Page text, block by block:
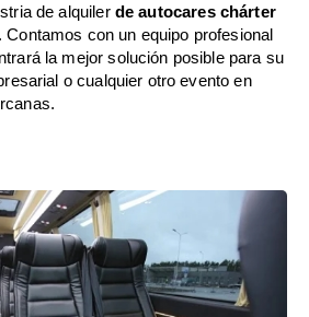
de alquiler de autocares chárter
con un equipo profesional
la mejor solución posible para su
o cualquier otro evento en